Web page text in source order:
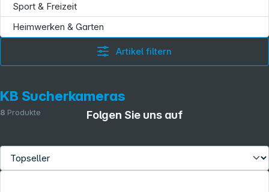
Sport & Freizeit
Heimwerken & Garten
Artikel filtern
KB Sucherkameras
8 Produkte Folgen Sie uns auf